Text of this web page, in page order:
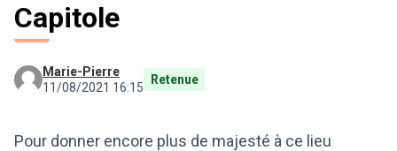
Capitole
Marie-Pierre
11/08/2021 16:15
Retenue
Pour donner encore plus de majesté à ce lieu